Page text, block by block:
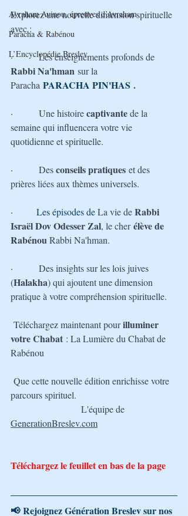
Avraham Avinou, épreuves d’Avraham
Paracha & Rabénou
L’Encyclopédie Breslev
Explorez une nouvelle dimension spirituelle
avec :
· Les enseignements profonds de
Rabbi Na'hman sur la
Paracha PARACHA PIN'HAS .
· Une histoire captivante de la
semaine qui influencera votre vie
quotidienne et spirituelle.
· Des conseils pratiques et des
prières liées aux thèmes universels.
·        Les épisodes de La vie de Rabbi
Israël Dov Odesser Zal, le cher élève de
Rabénou Rabbi Na'hman.
· Des insights sur les lois juives
(Halakha) qui ajoutent une dimension
pratique à votre compréhension spirituelle.
Téléchargez maintenant pour illuminer
votre Chabat : La Lumière du Chabat de
Rabénou
Que cette nouvelle édition enrichisse votre
parcours spirituel.
L'équipe de
GenerationBreslev.com
Téléchargez le feuillet en bas de la page
📢 Rejoignez Génération Breslev sur nos